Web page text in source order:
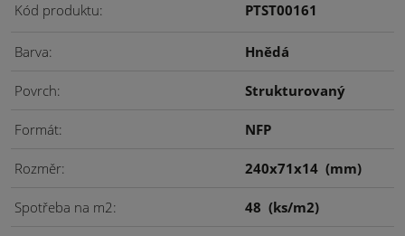
Kód produktu PTST00161
Barva Hnědá
Povrch Strukturovaný
Formát NFP
Rozměr 240x71x14 (mm)
Spotřeba na m2 48 (ks/m2)